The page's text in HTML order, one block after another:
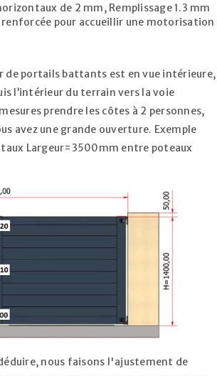
de 2 mm, Remplissage 1.3 mm
pour accueillir une motorisation
de portails battants est en vue intérieure,
l’intérieur du terrain vers la voie
prendre les côtes à 2 personnes,
avez une grande ouverture. Exemple
Largeur=3500mm entre poteaux
nous faisons l'ajustement de